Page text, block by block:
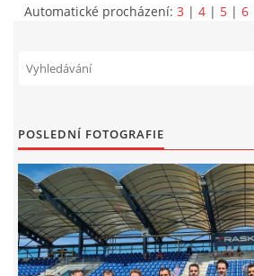
ARCHÍV
DOTACE
Automatické procházení: 3 | 4 | 5 | 6
POSLEDNÍ FOTOGRAFIE